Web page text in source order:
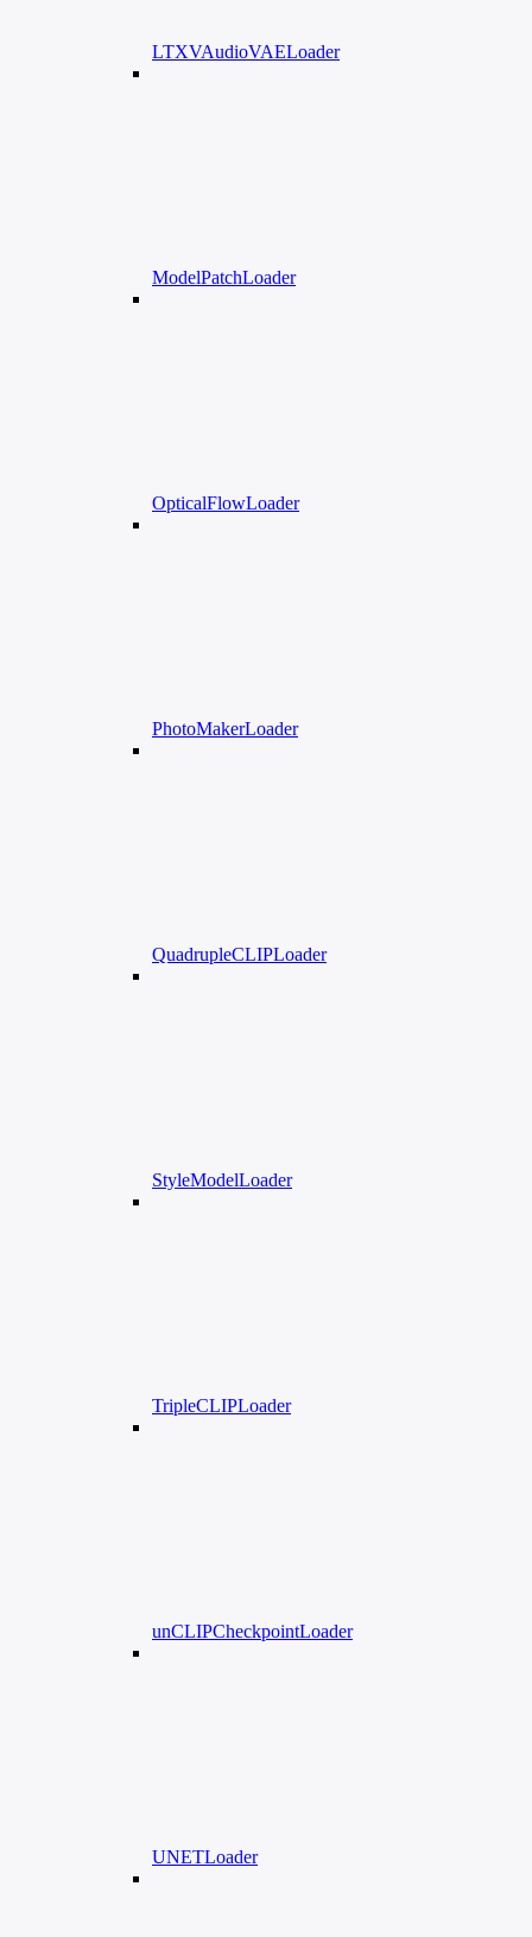
LTXVAudioVAELoader
ModelPatchLoader
OpticalFlowLoader
PhotoMakerLoader
QuadrupleCLIPLoader
StyleModelLoader
TripleCLIPLoader
unCLIPCheckpointLoader
UNETLoader